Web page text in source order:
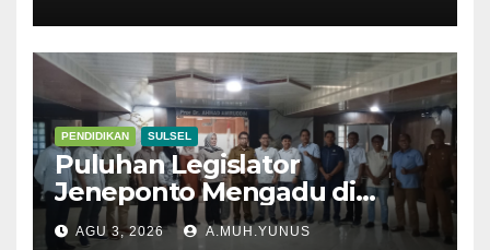
PENDIDIKAN SULSEL
Puluhan Legislator
Jeneponto Mengadu di
Disdik Sulsel
AGU 3, 2026 A.MUH.YUNUS